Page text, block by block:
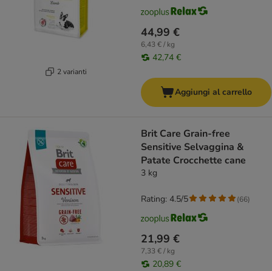
2 varianti
44,99 €
6,43 € / kg
42,74 €
Aggiungi al carrello
Brit Care Grain-free
Sensitive Selvaggina &
Patate Crocchette cane
3 kg
21,99 €
7,33 € / kg
20,89 €
Rating: 4.5/5 (66)